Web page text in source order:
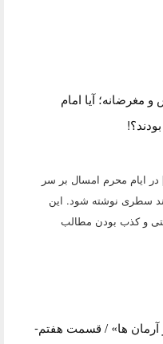
آیا امام
است مطلبی از سوی یک سخنران[1] در ایام محرم امسال بر سر
سطری نوشته شود. این
و کذب بودن مطالب
آرمان ها» / قسمت هفتم-